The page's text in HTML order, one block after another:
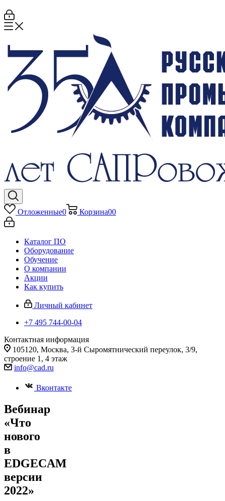
Отложенные0 Корзина00
Каталог ПО
Оборудование
Обучение
О компании
Акции
Как купить
Личный кабинет
+7 495 744-00-04
Контактная информация
105120, Москва, 3-й Сыромятнический переулок, 3/9,
строение 1, 4 этаж
info@cad.ru
Вконтакте
Вебинар
«Что
нового
в
EDGECAM
версии
2022»